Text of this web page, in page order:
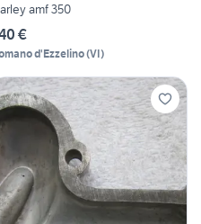
amf 350
€
d'Ezzelino(VI)